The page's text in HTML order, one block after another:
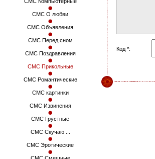
СМС О любви
СМС Объявления
СМС Перед сном
СМС Поздравления
СМС Прикольные
СМС Романтические
СМС картинки
СМС Извинения
СМС Грустные
СМС Скучаю ...
СМС Эротические
Код *: